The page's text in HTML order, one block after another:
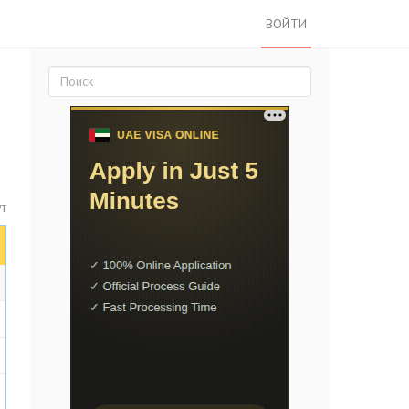
ВОЙТИ